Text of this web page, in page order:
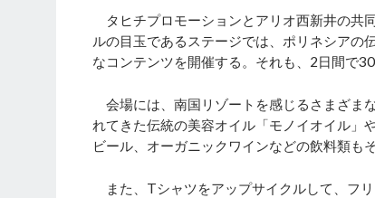
タヒチプロモーションとアリオ西新井の共
ルの目玉であるステージでは、ポリネシアの
なコンテンツを開催する。それも、2日間で
会場には、南国リゾートを感じるさまざま
れてきた伝統の美容オイル「モノイオイル」
ビール、オーガニックワインなどの飲料類もそ
また、Tシャツをアップサイクルして、フ